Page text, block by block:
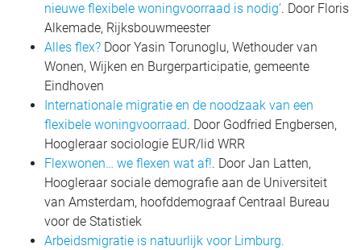
nieuwe flexibele woningvoorraad is nodig’. Door Floris
Alkemade, Rijksbouwmeester
Alles flex? Door Yasin Torunoglu, Wethouder van
Wonen, Wijken en Burgerparticipatie, gemeente
Eindhoven
Internationale migratie en de noodzaak van een
flexibele woningvoorraad. Door Godfried Engbersen,
Hoogleraar sociologie EUR/lid WRR
Flexwonen… we flexen wat af!. Door Jan Latten,
Hoogleraar sociale demografie aan de Universiteit
van Amsterdam, hoofddemograaf Centraal Bureau
voor de Statistiek
Arbeidsmigratie is natuurlijk voor Limburg.